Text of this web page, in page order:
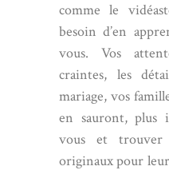
comme le
besoin d’en
vous. Vos
craintes, les
mariage, vos
en sauront, plus
vous et trouver
originaux pour